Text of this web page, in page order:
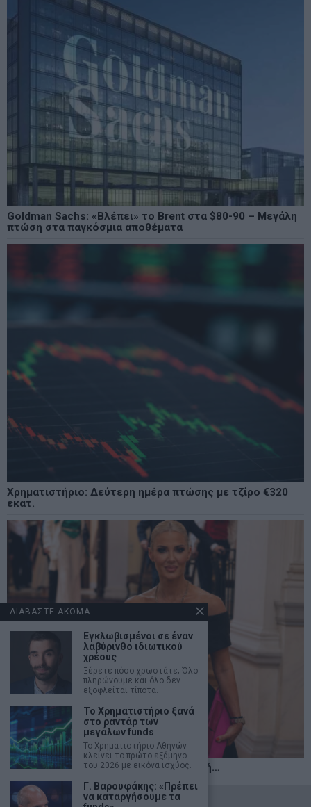
Goldman Sachs: «Βλέπει» το Brent στα $80-90 – Μεγάλη
πτώση στα παγκόσμια αποθέματα
Χρηματιστήριο: Δεύτερη ημέρα πτώσης με τζίρο €320
εκατ.
Η αληθινή παιδεία ξεκινά από την ψυχή…
ΔΙΑΒΑΣΤΕ ΑΚΟΜΑ
Εγκλωβισμένοι σε έναν
λαβύρινθο ιδιωτικού
χρέους
Ξέρετε πόσο χρωστάτε; Όλο
πληρώνουμε και όλο δεν
εξοφλείται τίποτα.
Το Χρηματιστήριο ξανά
στο ραντάρ των
μεγάλων funds
Το Χρηματιστήριο Αθηνών
κλείνει το πρώτο εξάμηνο
του 2026 με εικόνα ισχύος.
Γ. Βαρουφάκης: «Πρέπει
να καταργήσουμε τα